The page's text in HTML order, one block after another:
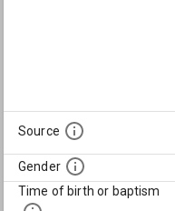
Source
Gender
Time of birth or baptism